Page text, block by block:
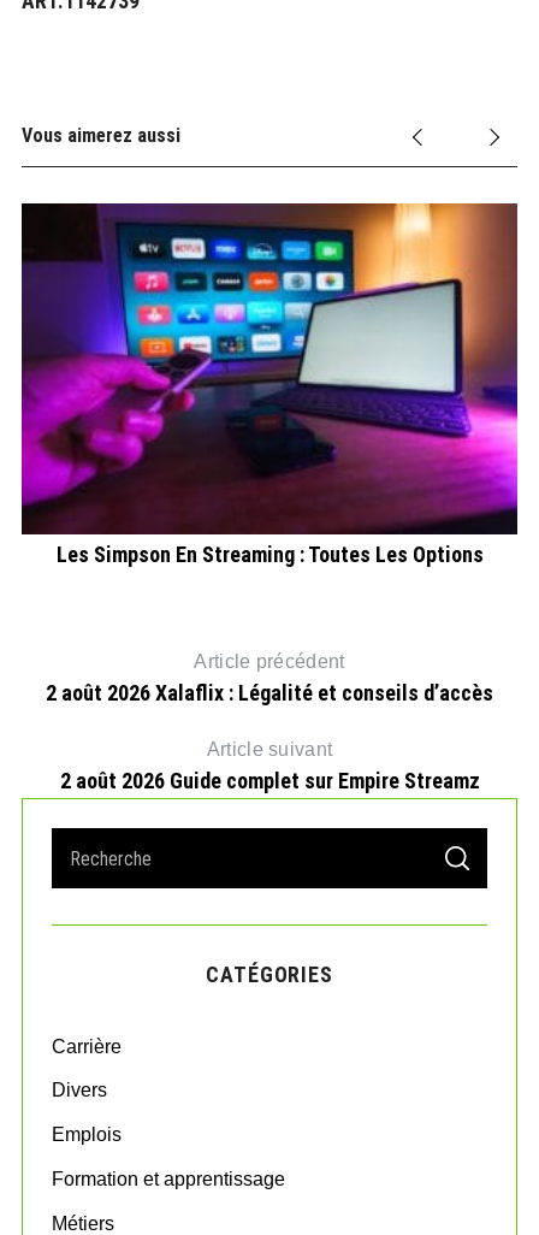
Vous aimerez aussi
Les Simpson En Streaming : Toutes Les Options
Article précédent
2 août 2026 Xalaflix : Légalité et conseils d’accès
Article suivant
2 août 2026 Guide complet sur Empire Streamz
a
r
o
:
S
A
C
CATÉGORIES
Carrière
Divers
Emplois
Formation et apprentissage
Métiers